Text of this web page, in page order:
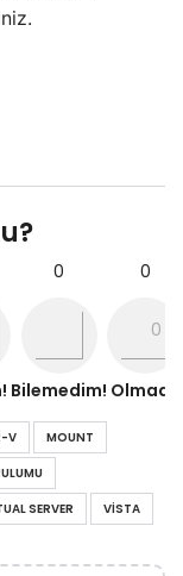
0
Bilemedim!
0
Olmadı!
V
MOUNT
SERVER VISTA